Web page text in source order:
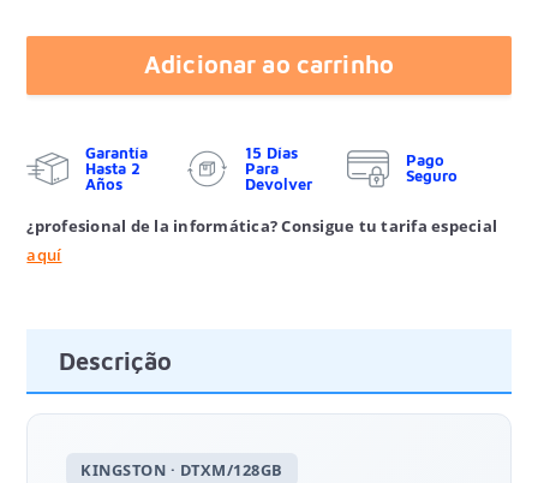
Adicionar ao carrinho
Garantía
Hasta 2
Años
15 Días
Para
Devolver
Pago
Seguro
¿profesional de la informática? Consigue tu tarifa especial
aquí
Descrição
KINGSTON · DTXM/128GB